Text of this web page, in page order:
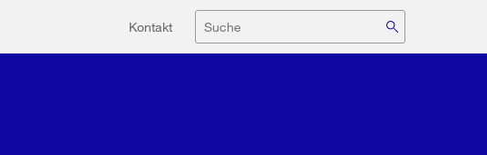
Hilfsnavigation
Kontakt Suche